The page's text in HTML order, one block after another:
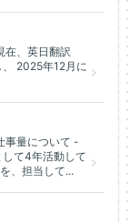
在、英日翻訳
、 2025年12月に
事量について -
て4年活動して
、担当して...